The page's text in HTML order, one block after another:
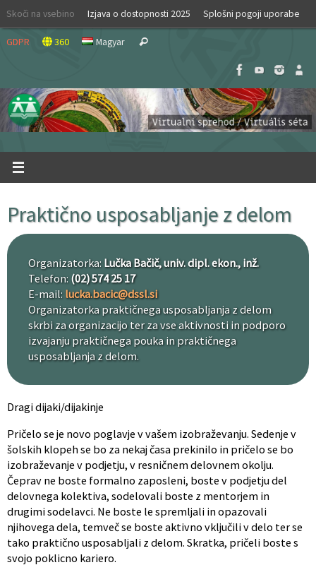
Skip
content
Skoči na vsebino Izjava o dostopnosti 2025 Splošni pogoji uporabe
GDPR 360 Magyar Search
Praktično usposabljanje z delom
Organizatorka: Lučka Bačič, univ. dipl. ekon., inž.
Telefon: (02) 574 25 17
E-mail: lucka.bacic@dssl.si
Organizatorka praktičnega usposabljanja z delom
skrbi za organizacijo ter za vse aktivnosti in podporo
izvajanju praktičnega pouka in praktičnega
usposabljanja z delom.
Dragi dijaki/dijakinje
Pričelo se je novo poglavje v vašem izobraževanju. Sedenje v
šolskih klopeh se bo za nekaj časa prekinilo in pričelo se bo
izobraževanje v podjetju, v resničnem delovnem okolju.
Čeprav ne boste formalno zaposleni, boste v podjetju del
delovnega kolektiva, sodelovali boste z mentorjem in
drugimi sodelavci. Ne boste le spremljali in opazovali
njihovega dela, temveč se boste aktivno vključili v delo ter se
tako praktično usposabljali z delom. Skratka, pričeli boste s
svojo poklicno kariero.